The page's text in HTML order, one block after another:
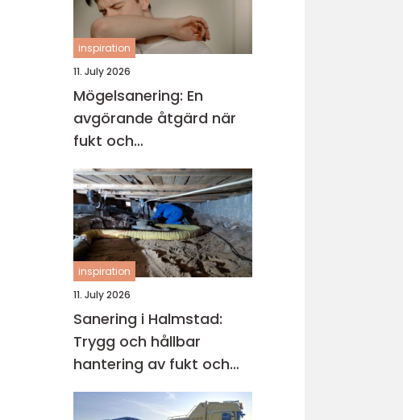
inspiration
11. July 2026
Mögelsanering: En
avgörande åtgärd när
fukt och
mikroorganismer har
fått fäste i en byggnad
inspiration
11. July 2026
Sanering i Halmstad:
Trygg och hållbar
hantering av fukt och
skador